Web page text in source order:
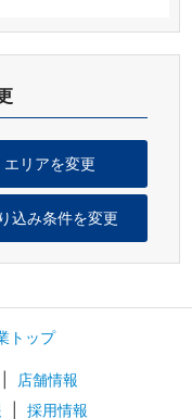
エリアを変更
込み条件を変更
トップ
店舗情報
採用情報